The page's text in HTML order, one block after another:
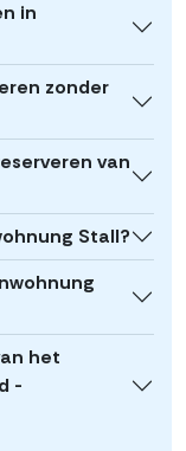
in
zonder
van
Stall?
het
-